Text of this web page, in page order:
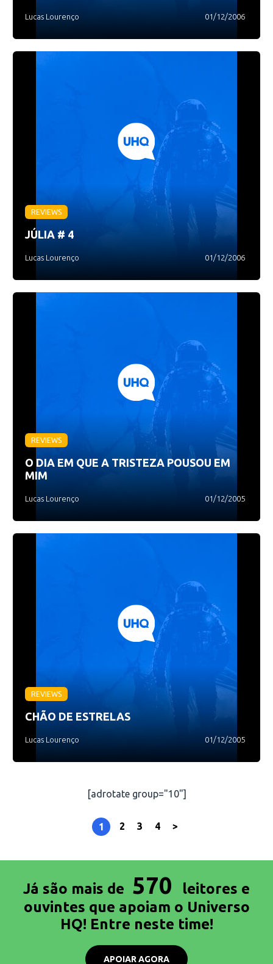
Lucas Lourenço 01/12/2006
REVIEWS
JÚLIA # 4
Lucas Lourenço 01/12/2006
REVIEWS
O DIA EM QUE A TRISTEZA POUSOU EM
MIM
Lucas Lourenço 01/12/2005
REVIEWS
CHÃO DE ESTRELAS
Lucas Lourenço 01/12/2005
[adrotate group="10"]
1 2 3 4 >
Já são mais de 570
leitores e
ouvintes que apoiam o Universo
HQ! Entre neste time!
APOIAR AGORA